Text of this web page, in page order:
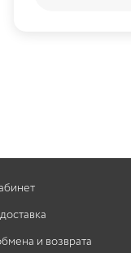
и возврата